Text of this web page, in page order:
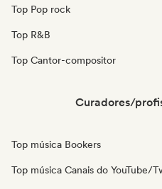
Top Pop rock
Top R&B
Top Cantor-compositor
Curadores/
Top música Bookers
Top música Canais do YouTube/